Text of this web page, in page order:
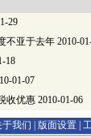
29
不亚于去年 2010-
18
01-07
收优惠 2010-01-06
于我们 | 版面设置